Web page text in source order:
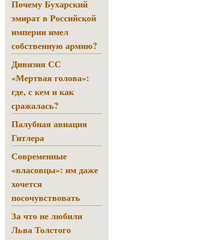
Почему Бухарский
эмират в Российской
империи имел
собственную армию?
Дивизия СС
«Мертвая голова»:
где, с кем и как
сражалась?
Палубная авиация
Гитлера
Современные
«власовцы»: им даже
хочется
посочувствовать
За что не любили
Льва Толстого